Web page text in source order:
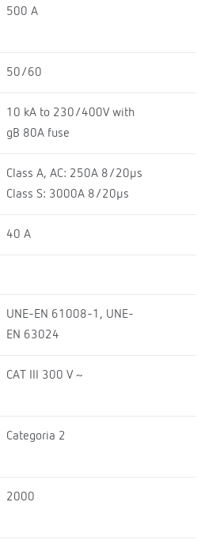
500 A
50/60
10 kA to 230/400V with
gB 80A fuse
Class A, AC: 250A 8/20μs
Class S: 3000A 8/20μs
40 A
UNE-EN 61008-1, UNE-
EN 63024
CAT III 300 V ~
Categoria 2
2000